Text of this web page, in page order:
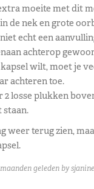
moeite met dit
de nek en grote
echt een
achterop
wilt, moet je
achteren toe.
2 losse plukken
staan.
weer terug zien,
geleden by sjanine